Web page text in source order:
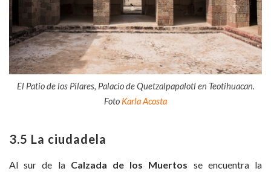
El Patio de los Pilares, Palacio de Quetzalpapalotl en Teotihuacan.
Foto Karla Acosta
3.5 La ciudadela
Al sur de la Calzada de los Muertos se encuentra la